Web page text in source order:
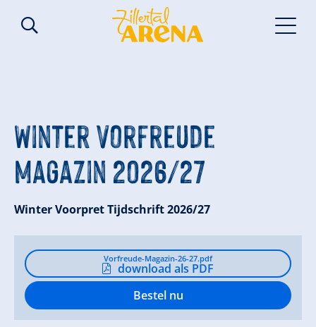
Winter Vorfreude
Magazin 2026/27
Winter Voorpret Tijdschrift 2026/27
Vorfreude-Magazin-26-27.pdf
download als PDF
Bestel nu